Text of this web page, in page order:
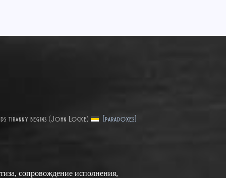
tiranny begins (John Locke) [paradoxes]
сопровождение исполнения,